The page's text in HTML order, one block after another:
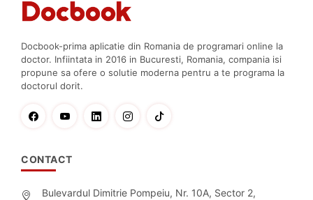
Docbook-prima aplicatie din Romania de programari online la
doctor. Infiintata in 2016 in Bucuresti, Romania, compania isi
propune sa ofere o solutie moderna pentru a te programa la
doctorul dorit.
CONTACT
Bulevardul Dimitrie Pompeiu, Nr. 10A, Sector 2,